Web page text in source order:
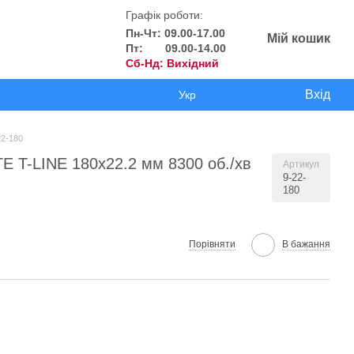
Графік роботи:
Пн-Чт: 09.00-17.00
Пт: 09.00-14.00
Сб-Нд: Вихідний
Мій кошик
Укр Вхід
180
T-LINE 180х22.2 мм 8300 об./хв
Артикул
9-22-
180
Порівняти В бажання